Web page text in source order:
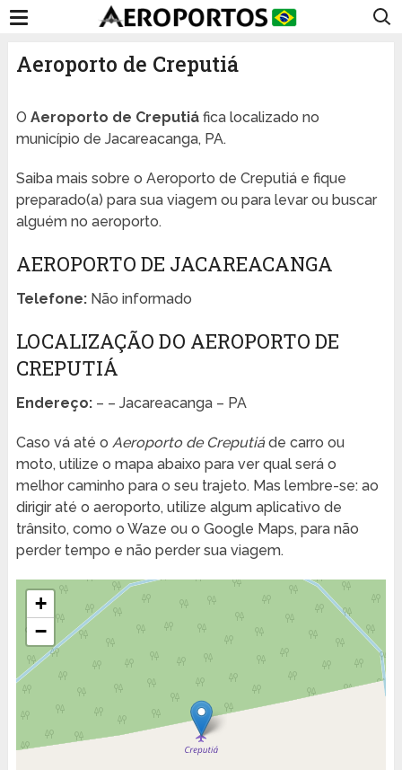
Aeroporto de Creputiá
O Aeroporto de Creputiáfica localizado no
município de Jacareacanga, PA.
Saiba mais sobre o Aeroporto de Creputiá e fique
preparado(a) para sua viagem ou para levar ou buscar
alguém no aeroporto.
AEROPORTO DE JACAREACANGA
Telefone:Não informado
LOCALIZAÇÃO DO AEROPORTO DE
CREPUTIÁ
Endereço:– – Jacareacanga – PA
Caso vá até o Aeroporto de Creputiáde carro ou
moto, utilize o mapa abaixo para ver qual será o
melhor caminho para o seu trajeto. Mas lembre-se: ao
dirigir até o aeroporto, utilize algum aplicativo de
trânsito, como o Waze ou o Google Maps, para não
perder tempo e não perder sua viagem.
+
−